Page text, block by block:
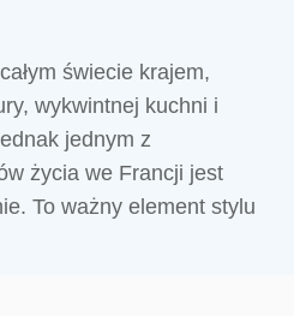
świecie krajem,
wykwintnej kuchni i
jednym z
życia we Francji jest
To ważny element stylu